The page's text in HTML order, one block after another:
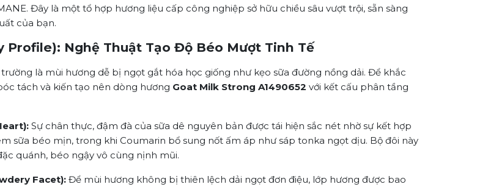
Đây là một tổ hợp hương liệu cấp công nghiệp sở hữu chiều sâu vượt trội, sẵn sàng
của bạn.
Profile): Nghệ Thuật Tạo Độ Béo Mượt Tinh Tế
là mùi hương dễ bị ngọt gắt hóa học giống như kẹo sữa đường nồng dải. Để khắc
tách và kiến tạo nên dòng hương Goat Milk Strong A1490652 với kết cấu phân tầng
Sự chân thực, đậm đà của sữa dê nguyên bản được tái hiện sắc nét nhờ sự kết hợp
sữa béo mịn, trong khi Coumarin bổ sung nốt ấm áp như sáp tonka ngọt dịu. Bộ đôi này
quánh, béo ngậy vô cùng nịnh mũi.
Facet): Để mùi hương không bị thiên lệch dải ngọt đơn điệu, lớp hương được bao